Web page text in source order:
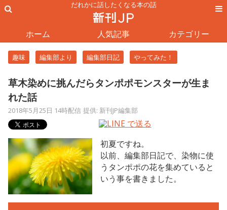
だれかに話したくなる本の話
ホーム 人気記事 カテゴリー
趣味 編集部より 編集部日記 やってみた！
草木染めに挑んだらタンポポモンスターが生ま
れた話
2018年5月25日 14時配信 提供: 新刊JP編集部
初夏ですね。
以前、編集部日記で、染物に使
うタンポポの花を集めていると
いう事を書きました。